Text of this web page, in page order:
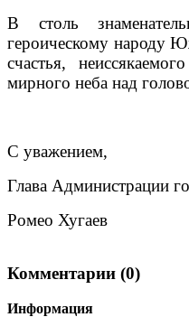
В столь
героическому народу
счастья,
мирного неба над
С уважением,
Глава Администрации
Ромео Хугаев
Комментарии (0)
Информация